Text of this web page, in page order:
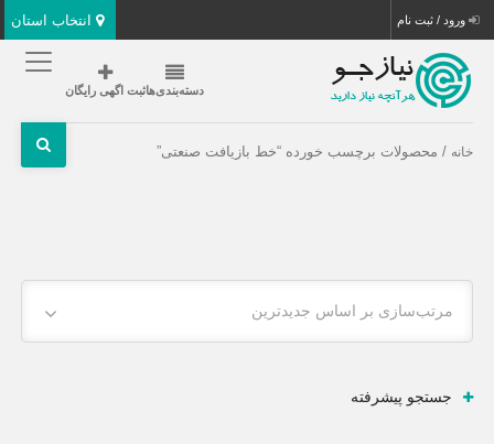
انتخاب استان ورود / ثبت نام
دسته‌بندی‌هاثبت اگهی رایگان
خانه / محصولات برچسب خورده “خط بازیافت صنعتی”
مرتب‌سازی بر اساس جدیدترین
جستجو پیشرفته